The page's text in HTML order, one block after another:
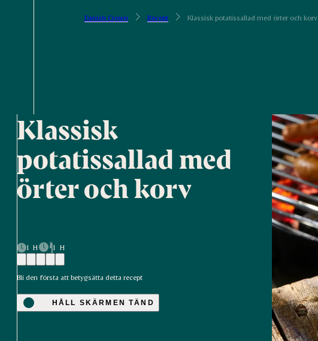
Danish Crown Recept Klassisk potatissallad med örter och korv
Klassisk
potatissallad med
örter och korv
1 H 1 H
Bli den första att betygsätta detta recept
HÅLL SKÄRMEN TÄND